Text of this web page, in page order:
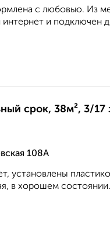
с любовью. Из
и подключен
срок, 38м², 3/17
108А
установлены
в хорошем